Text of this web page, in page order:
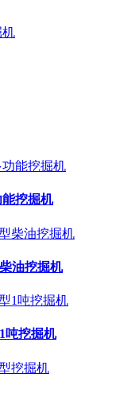
机
能挖掘机
油挖掘机
吨挖掘机